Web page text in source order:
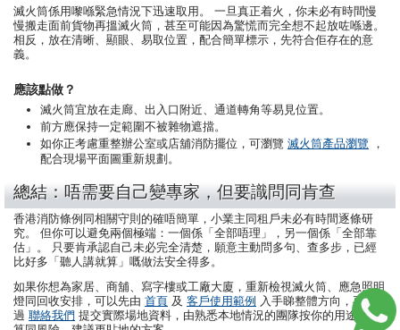
滅火筒係用嚟喺緊急情況下迅速取用。 一旦真正着火，你未必有時間慢
慢搬走面前貨物再搵滅火筒，甚至可能因為驚慌而完全想不起放咗喺邊。
相反，放在清晰、顯眼、易取位置，配合簡單標示，先符合佢存在的意
義。
應該點做？
滅火筒宜放在走廊、出入口附近、通道轉角等易見位置。
前方應保持一定範圍不被雜物遮擋。
如你正考慮重整辦公室或店舖消防擺位，可瀏覽 滅火筒產品瀏覽 ，
配合現場平面圖重新規劃。
總結：唔需要自己變專家，但要識問同肯查
香港消防條例同相關守則的確唔簡單，小業主同租戶未必有時間逐條研
究。 但你可以避免兩個極端：一個係「全部唔理」，另一個係「全部靠
估」。 只要肯承認自己未必完全清楚，願意主動問多句、查多步，已經
比好多「聽人講就算」嘅做法安全得多。
如果你想為家居、商舖、寫字樓或工廠大廈，重新檢視滅火筒、應急照明
燈同回收安排，可以先由 首頁 及 客戶使用範例 入手睇整體方向，再透
過 聯絡我們 提交實際場地資料，由熟悉本地情況的團隊按你的用途、預